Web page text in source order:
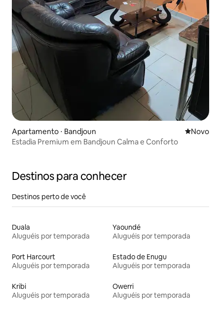
Apartamento ⋅ Bandjoun Novo
Novo
Estadia Premium em Bandjoun Calma e Conforto
Destinos para conhecer
Destinos perto de você
Duala
Aluguéis por temporada
Yaoundé
Aluguéis por temporada
Port Harcourt
Aluguéis por temporada
Estado de Enugu
Aluguéis por temporada
Kribi
Aluguéis por temporada
Owerri
Aluguéis por temporada